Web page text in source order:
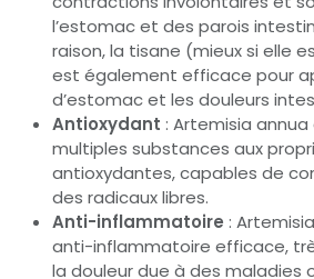
l’estomac et des parois
raison, la tisane (mieux si elle
est également efficace pour
d’estomac et les douleurs
Antioxydant : Artemisia
multiples substances aux
antioxydantes, capables de
des radicaux libres.
Anti-inflammatoire :
anti-inflammatoire efficace,
la douleur due à des maladies